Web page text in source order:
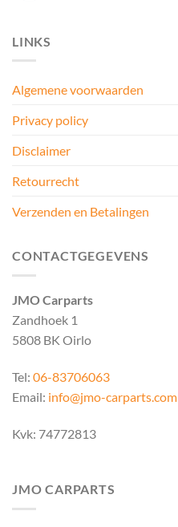
LINKS
Algemene voorwaarden
Privacy policy
Disclaimer
Retourrecht
Verzenden en Betalingen
CONTACTGEGEVENS
JMO Carparts
Zandhoek 1
5808 BK Oirlo
Tel: 06-83706063
Email: info@jmo-carparts.com
Kvk: 74772813
JMO CARPARTS